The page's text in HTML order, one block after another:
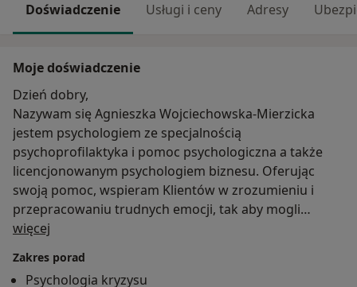
Doświadczenie Usługi i ceny Adresy
Moje doświadczenie
Dzień dobry,
Nazywam się Agnieszka Wojciechowska-Mierzicka
jestem psychologiem ze specjalnością
psychoprofilaktyka i pomoc psychologiczna a także
licencjonowanym psychologiem biznesu. Oferując
swoją pomoc, wspieram Klientów w zrozumieniu i
przepracowaniu trudnych emocji, tak aby mogli
wypracować nowe skuteczne metody w radzeniu
stawiam na przyjazną atmosferę opartą na
więcej
Zakres porad
Psychologia kryzysu